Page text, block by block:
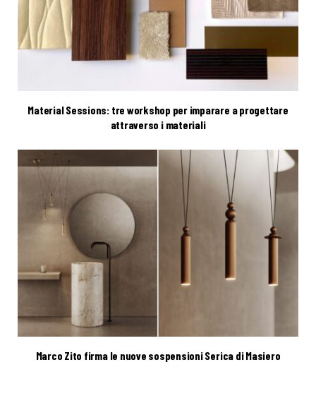
Material Sessions: tre workshop per imparare a progettare
attraverso i materiali
Marco Zito firma le nuove sospensioni Serica di Masiero